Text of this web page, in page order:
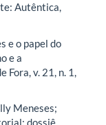
Autêntica,
e o papel do
e a
Fora, v. 21, n. 1,
Meneses;
dossiê